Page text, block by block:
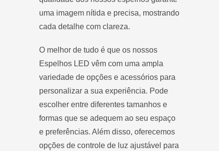
uma imagem nítida e precisa, mostrando
cada detalhe com clareza.
O melhor de tudo é que os nossos
Espelhos LED vêm com uma ampla
variedade de opções e acessórios para
personalizar a sua experiência. Pode
escolher entre diferentes tamanhos e
formas que se adequem ao seu espaço
e preferências. Além disso, oferecemos
opções de controle de luz ajustável para